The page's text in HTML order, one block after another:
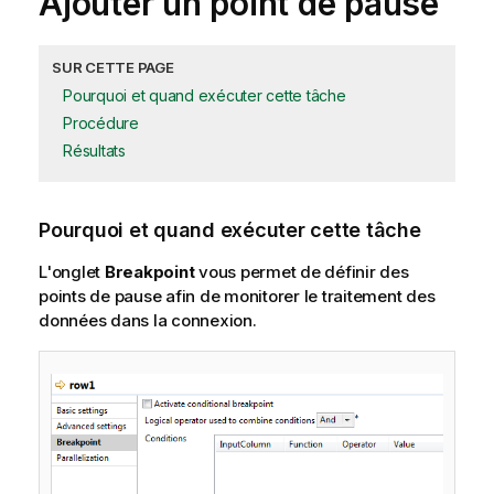
SUR CETTE PAGE
Pourquoi et quand exécuter cette tâche
Procédure
Résultats
Pourquoi et quand exécuter cette tâche
L'onglet Breakpointvous permet de définir des
points de pause afin de monitorer le traitement des
données dans la connexion.